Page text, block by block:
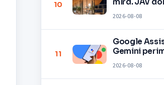
10
2026-08-08
11
Google
Gemini
2026-08-08